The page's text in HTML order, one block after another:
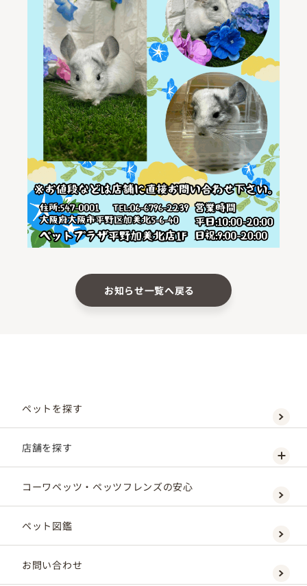
お知らせ一覧へ戻る
ペットを探す
店舗を探す
コーワペッツ・ペッツフレンズの安心
ペット図鑑
お問い合わせ